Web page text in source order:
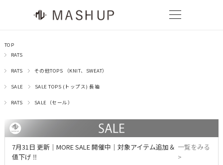
TOP
RATS
RATS その他TOPS （KNIT、SWEAT）
SALE SALE TOPS (トップス) 長袖
RATS SALE（セール）
7月31日 更新｜MORE SALE 開催中｜対象アイテム追加＆
値下げ ‼
一覧をみる
>